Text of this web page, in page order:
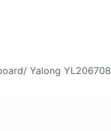
Yalong YL206708